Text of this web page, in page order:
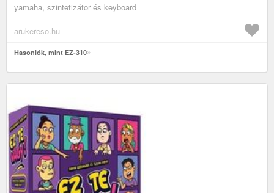
yamaha, szintetizátor és keyboard
arukereso.hu
Hasonlók, mint EZ-310